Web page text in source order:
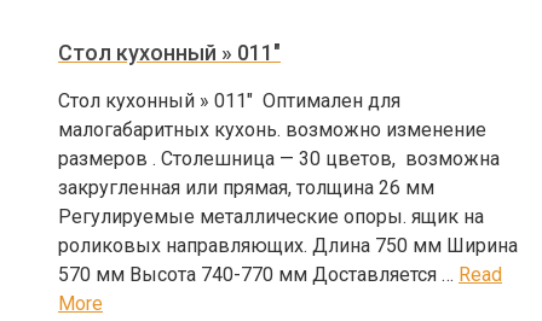
Стол кухонный » 011″
Стол кухонный » 011″ Оптимален для
малогабаритных кухонь. возможно изменение
размеров . Столешница — 30 цветов, возможна
закругленная или прямая, толщина 26 мм
Регулируемые металлические опоры. ящик на
роликовых направляющих. Длина 750 мм Ширина
570 мм Высота 740-770 мм Доставляется … Read
More